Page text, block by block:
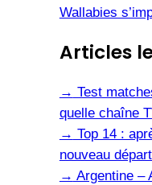
Wallabies
Articles
→ Test
quelle chaîne
→ Top 14 :
nouveau
→ Argentine –